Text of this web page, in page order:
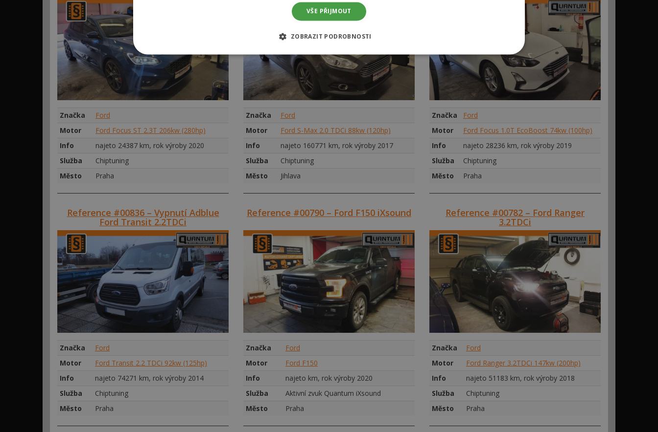
Značka
Ford
Motor
Ford Focus ST 2.3T 206kw (280hp)
Info
najeto 24387 km, rok výroby 2020
Služba
Chiptuning
Město
Praha
Značka
Ford
Motor
Ford S-Max 2.0 TDCi 88kw (120hp)
Info
najeto 160771 km, rok výroby 2017
Služba
Chiptuning
Město
Jihlava
Značka
Ford
Motor
Ford Focus 1.0T EcoBoost 74kw (100hp)
Info
najeto 28236 km, rok výroby 2019
Služba
Chiptuning
Město
Praha
Reference #00836 – Vypnutí Adblue
Ford Transit 2.2TDCi
Značka
Ford
Motor
Ford Transit 2.2 TDCi 92kw (125hp)
Info
najeto 74271 km, rok výroby 2014
Služba
Chiptuning
Město
Praha
Reference #00790 – Ford F150 iXsound
Značka
Ford
Motor
Ford F150
Info
najeto km, rok výroby 2020
Služba
Aktivní zvuk Quantum iXsound
Město
Praha
Reference #00782 – Ford Ranger
3.2TDCi
Značka
Ford
Motor
Ford Ranger 3.2TDCi 147kw (200hp)
Info
najeto 51183 km, rok výroby 2018
Služba
Chiptuning
Město
Praha
VŠE PŘIJMOUT
ZOBRAZIT PODROBNOSTI